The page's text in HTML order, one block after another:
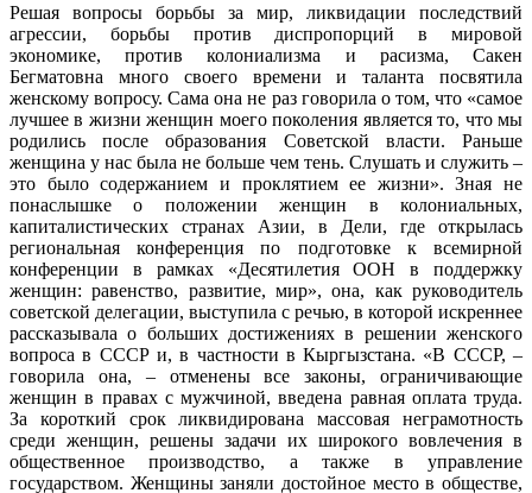
Решая вопросы борьбы за мир, ликвидации последствий
агрессии, борьбы против диспропорций в мировой
экономике, против колониализма и расизма, Сакен
Бегматовна много своего времени и таланта посвятила
женскому вопросу. Сама она не раз говорила о том, что «самое
лучшее в жизни женщин моего поколения является то, что мы
родились после образования Советской власти. Раньше
женщина у нас была не больше чем тень. Слушать и служить –
это было содержанием и проклятием ее жизни». Зная не
понаслышке о положении женщин в колониальных,
капиталистических странах Азии, в Дели, где открылась
региональная конференция по подготовке к всемирной
конференции в рамках «Десятилетия ООН в поддержку
женщин: равенство, развитие, мир», она, как руководитель
советской делегации, выступила с речью, в которой искреннее
рассказывала о больших достижениях в решении женского
вопроса в СССР и, в частности в Кыргызстана. «В СССР, –
говорила она, – отменены все законы, ограничивающие
женщин в правах с мужчиной, введена равная оплата труда.
За короткий срок ликвидирована массовая неграмотность
среди женщин, решены задачи их широкого вовлечения в
общественное производство, а также в управление
государством. Женщины заняли достойное место в обществе,